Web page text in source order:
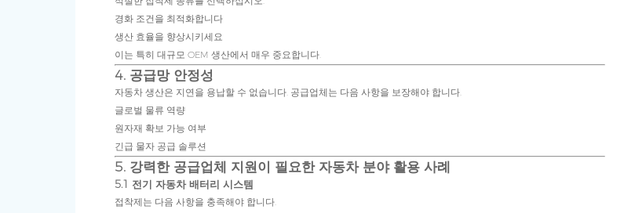
경화 조건을 최적화합니다
생산 효율을 향상시키세요
이는 특히 대규모 OEM 생산에서 매우 중요합니다.
4. 공급망 안정성
자동차 생산은 지연을 용납할 수 없습니다. 공급업체는 다음 사항을 보장해야 합니다.
글로벌 물류 역량
원자재 확보 가능 여부
긴급 물자 공급 솔루션
5. 강력한 공급업체 지원이 필요한 자동차 분야 활용 사례
5.1 전기 자동차 배터리 시스템
접착제는 다음 사항을 충족해야 합니다.